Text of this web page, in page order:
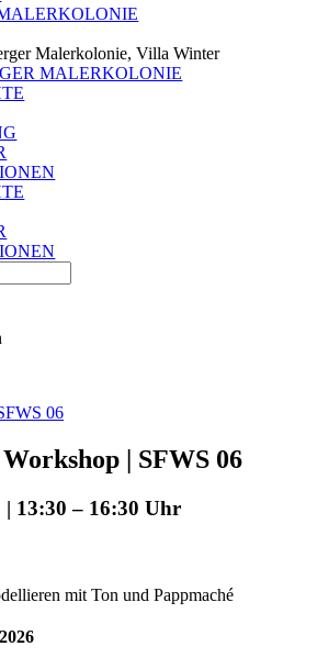
MALERKOLONIE
06
| SFWS 06
| 13:30 – 16:30
mit Ton und Pappmaché